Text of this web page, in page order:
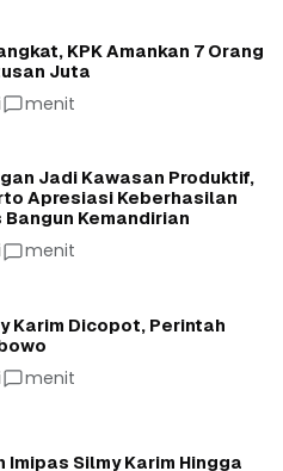
KPK Amankan 7 Orang
Juta
menit
Jadi Kawasan Produktif,
Apresiasi Keberhasilan
Bangun Kemandirian
menit
Karim Dicopot, Perintah
menit
Imipas Silmy Karim Hingga